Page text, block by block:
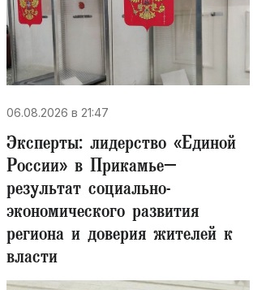
06.08.2026 в 21:47
Эксперты: лидерство «Единой
России» в Прикамье–
результат социально-
экономического развития
региона и доверия жителей к
власти